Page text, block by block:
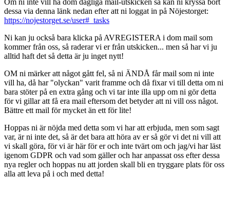
Om ni inte vill ha dom dagliga mail-utskicken så kan ni kryssa bort
dessa via denna länk nedan efter att ni loggat in på Nöjestorget:
https://nojestorget.se/user#_tasks
Ni kan ju också bara klicka på AVREGISTERA i dom mail som
kommer från oss, så raderar vi er från utskicken... men så har vi ju
alltid haft det så detta är ju inget nytt!
OM ni märker att något gått fel, så ni ÄNDÅ får mail som ni inte
vill ha, då har "olyckan" varit framme och då fixar vi till detta om ni
bara stöter på en extra gång och vi tar inte illa upp om ni gör detta
för vi gillar att få era mail eftersom det betyder att ni vill oss något.
Bättre ett mail för mycket än ett för lite!
Hoppas ni är nöjda med detta som vi har att erbjuda, men som sagt
var, är ni inte det, så är det bara att höra av er så gör vi det ni vill att
vi skall göra, för vi är här för er och inte tvärt om och jag/vi har läst
igenom GDPR och vad som gäller och har anpassat oss efter dessa
nya regler och hoppas nu att jorden skall bli en tryggare plats för oss
alla att leva på i och med detta!